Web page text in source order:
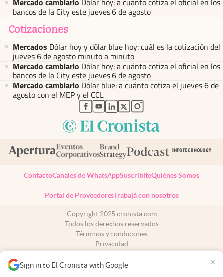
Sign in to El Cronista with Google ×
Mercado cambiario Dólar hoy: a cuánto cotiza el oficial en los
bancos de la City este jueves 6 de agosto
Cotizaciones
Mercados Dólar hoy y dólar blue hoy: cuál es la cotización del
jueves 6 de agosto minuto a minuto
Mercado cambiario Dólar hoy: a cuánto cotiza el oficial en los
bancos de la City este jueves 6 de agosto
Mercado cambiario Dólar blue: a cuánto cotiza el jueves 6 de
agosto con el MEP y el CCL
abre en nueva pestaña
abre en nueva pestaña
abre en nueva pestaña
abre en nueva pestaña
abre en nueva pestaña
ContactoCanales de WhatsAppSuscribiteQuiénes Somos
Portal de ProveedoresTrabajá con nosotros
Copyright 2025 cronista.com
Todos los derechos reservados
Términos y condiciones
Privacidad
Tel: +54 11 7078-3270